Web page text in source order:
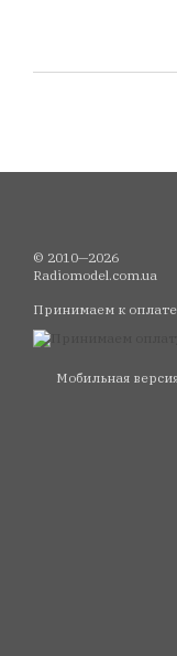
© 2010—2026
Radiomodel.com.ua
Принимаем к оплате
Мобильная